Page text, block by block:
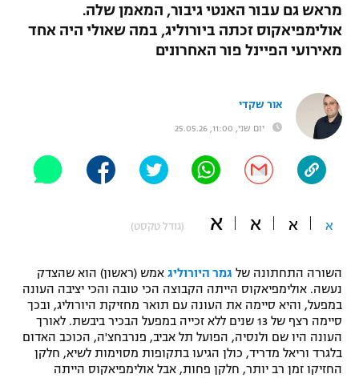
ברחבה
"מחצית בשכונה" – פודקאסט
משתתפים וזוכים בפרסים
תקנון משתתפים וזוכים בפרסים
תקנון עבור פעילות ספורט 1 – "מרלן"
טניס
גיימינג E-Sports
תנאי שימוש
מכבי נתניה
ליגה ברזילאית
ליגות נוספות
ספורט אולימפי
UFC
היאבקות WWE
אופניים
ספורט מוטורי
בייסבול MLB
ספורט אתגרי ואקסטרים
אומנויות לחימה
מראש גם עבור האנטי גיבור, המאמן שלה.
אולימפיאקוס זכתה ביורוליג, במה שאולי היה אחד
מאירועי הפיינל פור האחרונים
אור שקדי
יום שני, 11:00, 25.05.26
א א א א (גודל טקסט)
השורה התחתונה של גמר היורוליג אמש (ראשון) הוא שהצדק
נעשה. אולימפיאקוס הייתה הקבוצה הכי טובה והכי יציבה העונה
במפעל, והיא סיימה את העונה עם תואר מחזיקת היורוליג, ובכך
סיימה רצף של 13 שנים ללא זכייה במפעל הבכיר ביבשת. לאורך
העונה היו שם ולנסיה, הפועל תל אביב, פנרבחצ'ה, הכוכב האדום
בלגרד וריאל מדריד, כולן הגיעו בתקופות מסוימות לשיא, חלקן
החזיקו זמן רב יותר, חלקן פחות, אבל אולימפיאקוס הייתה